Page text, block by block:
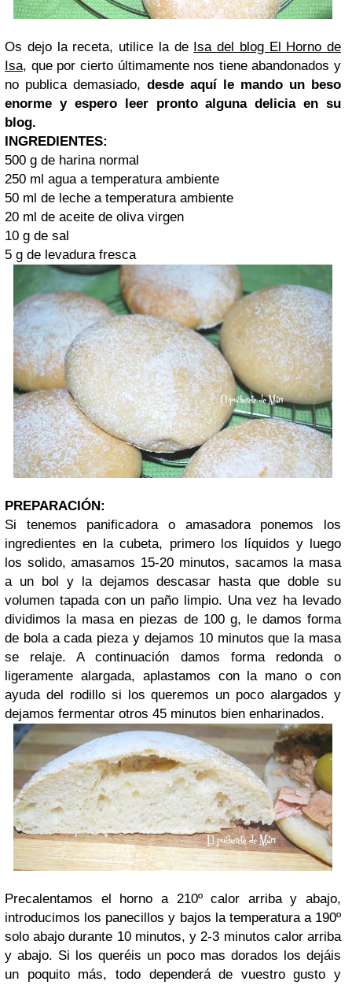
Os dejo la receta, utilice la de Isa del blog El Horno de
Isa, que por cierto últimamente nos tiene abandonados y
no publica demasiado, desde aquí le mando un beso
enorme y espero leer pronto alguna delicia en su
blog.
INGREDIENTES:
500 g de harina normal
250 ml agua a temperatura ambiente
50 ml de leche a temperatura ambiente
20 ml de aceite de oliva virgen
10 g de sal
5 g de levadura fresca
PREPARACIÓN:
Si tenemos panificadora o amasadora ponemos los
ingredientes en la cubeta, primero los líquidos y luego
los solido, amasamos 15-20 minutos, sacamos la masa
a un bol y la dejamos descasar hasta que doble su
volumen tapada con un paño limpio. Una vez ha levado
dividimos la masa en piezas de 100 g, le damos forma
de bola a cada pieza y dejamos 10 minutos que la masa
se relaje. A continuación damos forma redonda o
ligeramente alargada, aplastamos con la mano o con
ayuda del rodillo si los queremos un poco alargados y
dejamos fermentar otros 45 minutos bien enharinados.
Precalentamos el horno a 210º calor arriba y abajo,
introducimos los panecillos y bajos la temperatura a 190º
solo abajo durante 10 minutos, y 2-3 minutos calor arriba
y abajo. Si los queréis un poco mas dorados los dejáis
un poquito más, todo dependerá de vuestro gusto y